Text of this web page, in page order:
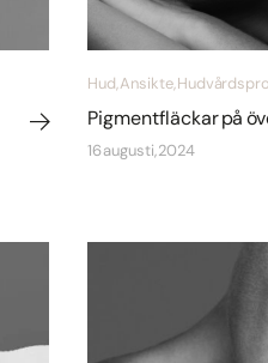
Hud, Ansikte,
Pigmentfläckar på
16 augusti, 2024